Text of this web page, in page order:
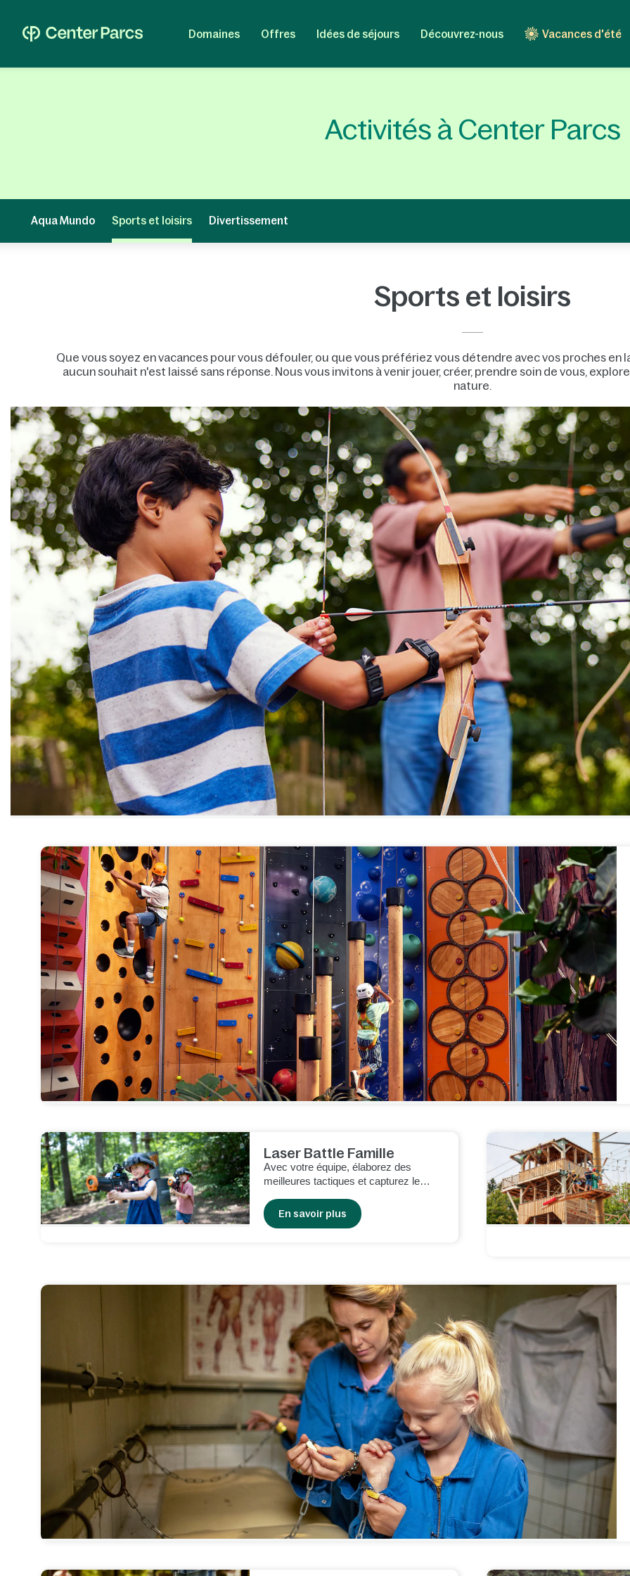
Domaines Offres Idées de séjours Découvrez-nous Vacances d'été
Activités à Center Parcs
Aqua Mundo Sports et loisirs Divertissement
Sports et loisirs
Que vous soyez en vacances pour vous défouler, ou que vous préfériez vous détendre avec vos proches en
aucun souhait n'est laissé sans réponse. Nous vous invitons à venir jouer, créer, prendre soin de vous,
nature.
Laser Battle Famille
Avec votre équipe, élaborez des
meilleures tactiques et capturez le
En savoir plus